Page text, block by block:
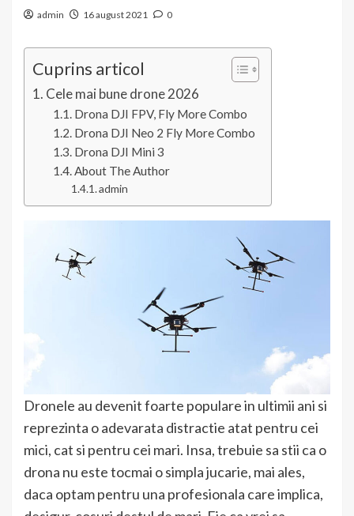
admin 16 august 2021 0
Cuprins articol
Cele mai bune drone 2026
Drona DJI FPV, Fly More Combo
Drona DJI Neo 2 Fly More Combo
Drona DJI Mini 3
About The Author
admin
Dronele au devenit foarte populare in ultimii ani si
reprezinta o adevarata distractie atat pentru cei
mici, cat si pentru cei mari. Insa, trebuie sa stii ca o
drona nu este tocmai o simpla jucarie, mai ales,
daca optam pentru una profesionala care implica,